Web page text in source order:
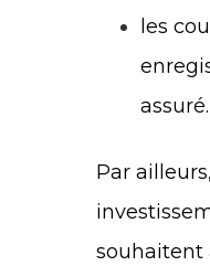
les
assuré.
Par
souhaitent